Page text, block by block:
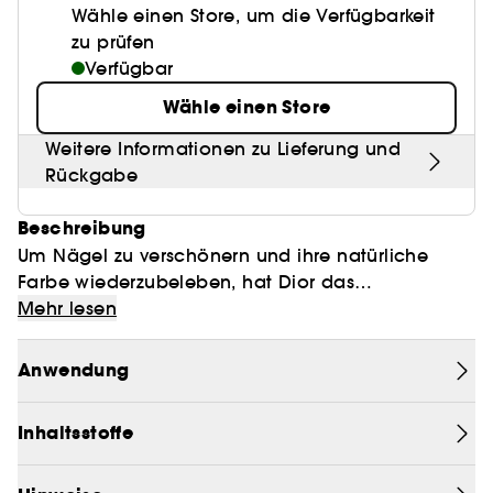
Wähle einen Store, um die Verfügbarkeit
zu prüfen
Verfügbar
Wähle einen Store
Weitere Informationen zu Lieferung und
Rückgabe
Beschreibung
Um Nägel zu verschönern und ihre natürliche
Farbe wiederzubeleben, hat Dior das
Nagelpflegeprodukt Dior Nail Glow entwickelt,
welches die Nägel bereits bei einer einzigen
Anwendung dezent tönt. Dank einem sofortigen
French Manicure-Effekt werden Ihre Nägel mit
abgerundeten Effekt veredelt.
Mehr lesen
Anwendung
Inhaltsstoffe